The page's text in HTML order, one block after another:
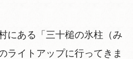
にある「三十槌の氷柱（み
ライトアップに行ってきま